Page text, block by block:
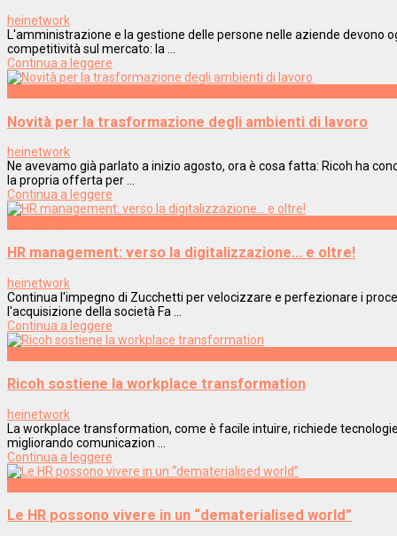
heinetwork
L'amministrazione e la gestione delle persone nelle aziende devono
competitività sul mercato: la ...
Continua a leggere
Novità per la trasformazione degli ambienti di lavoro
heinetwork
Ne avevamo già parlato a inizio agosto, ora è cosa fatta: Ricoh ha
la propria offerta per ...
Continua a leggere
HR management: verso la digitalizzazione… e oltre!
heinetwork
Continua l'impegno di Zucchetti per velocizzare e perfezionare i
l'acquisizione della società Fa ...
Continua a leggere
Ricoh sostiene la workplace transformation
heinetwork
La workplace transformation, come è facile intuire, richiede
migliorando comunicazion ...
Continua a leggere
Le HR possono vivere in un “dematerialised world”